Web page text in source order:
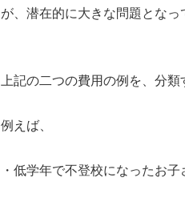
が、潜在的に大きな問題となっ
上記の二つの費用の例を、分
例えば、
・低学年で不登校になったお